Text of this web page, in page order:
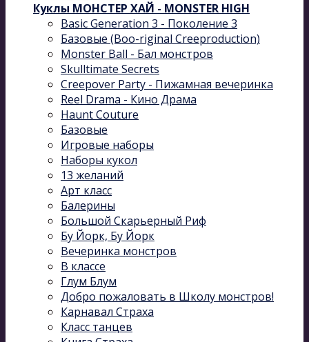
Куклы МОНСТЕР ХАЙ - MONSTER HIGH
Basic Generation 3 - Поколение 3
Базовые (Boo-riginal Creeproduction)
Monster Ball - Бал монстров
Skulltimate Secrets
Creepover Party - Пижамная вечеринка
Reel Drama - Кино Драма
Haunt Couture
Базовые
Игровые наборы
Наборы кукол
13 желаний
Арт класс
Балерины
Большой Скарьерный Риф
Бу Йорк, Бу Йорк
Вечеринка монстров
В классе
Глум Блум
Добро пожаловать в Школу монстров!
Карнавал Cтраха
Класс танцев